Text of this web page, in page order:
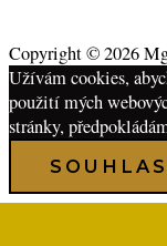
Copyright © 2026
Užívám cookies,
použití mých
stránky,